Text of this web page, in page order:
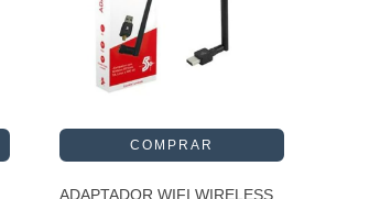
ADAPTADOR WIFI WIRELESS